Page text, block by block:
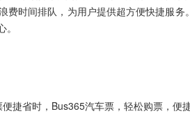
费时间排队，为用户提供超方便快捷服
捷省时，Bus365汽车票，轻松购票，便